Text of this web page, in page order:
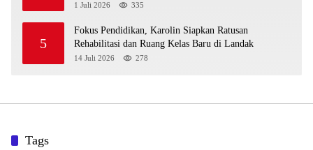
1 Juli 2026 335
5
Fokus Pendidikan, Karolin Siapkan Ratusan
Rehabilitasi dan Ruang Kelas Baru di Landak
14 Juli 2026 278
Tags